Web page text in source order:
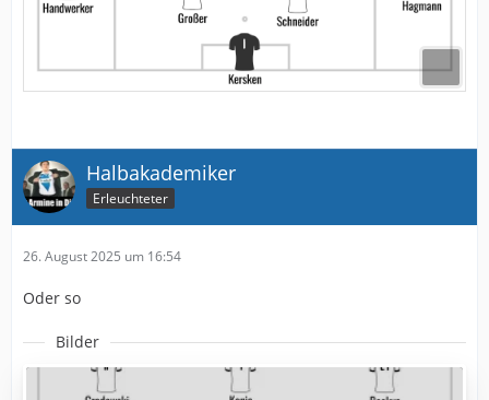
Halbakademiker
Erleuchteter
26. August 2025 um 16:54
Oder so
Bilder